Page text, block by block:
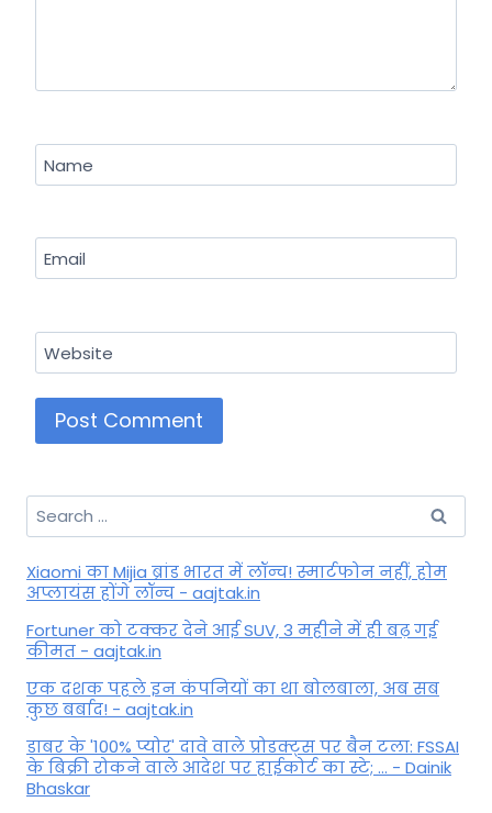
Name
Email
Website
Search
for:
Xiaomi का Mijia ब्रांड भारत में लॉन्च! स्मार्टफोन नहीं, होम
अप्लायंस होंगे लॉन्च - aajtak.in
Fortuner को टक्कर देने आई SUV, 3 महीने में ही बढ़ गई
कीमत - aajtak.in
एक दशक पहले इन कंपनियों का था बोलबाला, अब सब
कुछ बर्बाद! - aajtak.in
डाबर के '100% प्योर' दावे वाले प्रोडक्ट्स पर बैन टला: FSSAI
के बिक्री रोकने वाले आदेश पर हाईकोर्ट का स्टे; ... - Dainik
Bhaskar